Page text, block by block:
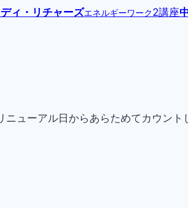
ィ・リチャーズエネルギーワーク2講座
ューアル日からあらためてカウン